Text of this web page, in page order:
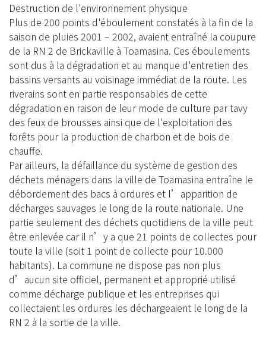
Destruction de l'environnement physique
Plus de 200 points d'éboulement constatés à la fin de la
saison de pluies 2001 – 2002, avaient entraîné la coupure
de la RN 2 de Brickaville à Toamasina. Ces éboulements
sont dus à la dégradation et au manque d'entretien des
bassins versants au voisinage immédiat de la route. Les
riverains sont en partie responsables de cette
dégradation en raison de leur mode de culture par tavy
des feux de brousses ainsi que de l'exploitation des
forêts pour la production de charbon et de bois de
chauffe.
Par ailleurs, la défaillance du système de gestion des
déchets ménagers dans la ville de Toamasina entraîne le
débordement des bacs à ordures et l’apparition de
décharges sauvages le long de la route nationale. Une
partie seulement des déchets quotidiens de la ville peut
être enlevée car il n’y a que 21 points de collectes pour
toute la ville (soit 1 point de collecte pour 10.000
habitants). La commune ne dispose pas non plus
d’aucun site officiel, permanent et approprié utilisé
comme décharge publique et les entreprises qui
collectaient les ordures les déchargeaient le long de la
RN 2 à la sortie de la ville.